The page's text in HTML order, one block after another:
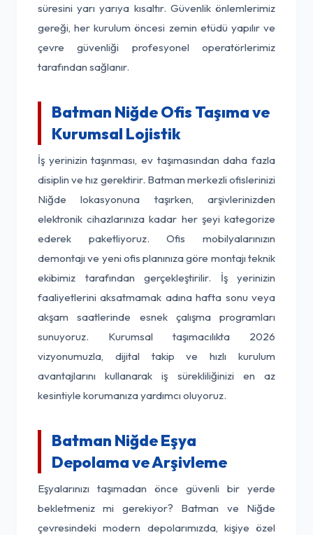
süresini yarı yarıya kısaltır. Güvenlik önlemlerimiz
gereği, her kurulum öncesi zemin etüdü yapılır ve
çevre güvenliği profesyonel operatörlerimiz
tarafından sağlanır.
Batman Niğde Ofis Taşıma ve
Kurumsal Lojistik
İş yerinizin taşınması, ev taşımasından daha fazla
disiplin ve hız gerektirir. Batman merkezli ofislerinizi
Niğde lokasyonuna taşırken, arşivlerinizden
elektronik cihazlarınıza kadar her şeyi kategorize
ederek paketliyoruz. Ofis mobilyalarınızın
demontajı ve yeni ofis planınıza göre montajı teknik
ekibimiz tarafından gerçekleştirilir. İş yerinizin
faaliyetlerini aksatmamak adına hafta sonu veya
akşam saatlerinde esnek çalışma programları
sunuyoruz. Kurumsal taşımacılıkta 2026
vizyonumuzla, dijital takip ve hızlı kurulum
avantajlarını kullanarak iş sürekliliğinizi en az
kesintiyle korumanıza yardımcı oluyoruz.
Batman Niğde Eşya
Depolama ve Arşivleme
Eşyalarınızı taşımadan önce güvenli bir yerde
bekletmeniz mi gerekiyor? Batman ve Niğde
çevresindeki modern depolarımızda, kişiye özel